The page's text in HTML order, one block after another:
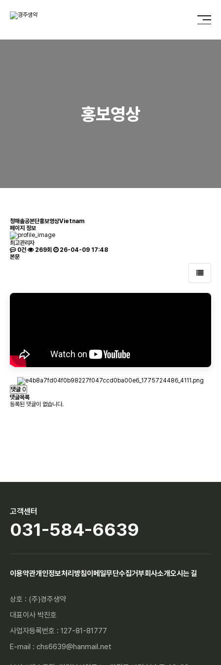
홍보영상
청해솔공본단홍보영상Vietnam
페이지 정보
최고관리자
0건
269회
26-04-09 17:48
본문
댓글 0
댓글목록
등록된 댓글이 없습니다.
이용약관개인정보처리방침이메일무단수집거부회사소개오시는 길
상호 : (주)경주생약
대표이사 박진호
사업자등록번호 : 127-81-81777
E-mail : chs6639@hanmail.net
고객센터
031-584-6639